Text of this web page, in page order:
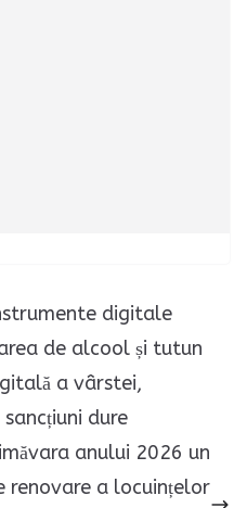
digitale
de alcool și tutun
a vârstei,
dure
anului 2026 un
renovare a locuințelor